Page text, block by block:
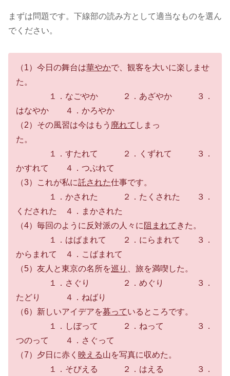
まずは問題です。下線部の読み方として適当なものを選ん
でください。
（1）今日の舞台は華やかで、観客を大いに楽しませ
た。
１．なごやか ２．あざやか ３．
はなやか ４．かろやか
（2）その風習は今はもう 廃れて しまっ
た。
１．すたれて ２．くずれて ３．
かすれて ４．つぶれて
（3）これが私に託された仕事です。
１．かされた ２．たくされた ３．
くだされた ４．まかされた
（4）毎回のように反対派の人々に 阻まれて きた。
１．はばまれて ２．にらまれて ３．
からまれて ４．こばまれて
（5）友人と東京の名所を巡り
、旅を満喫した。
１．さぐり ２．めぐり ３．
たどり ４．ねばり
（6）新しいアイデアを募っているところです。
１．しぼって ２．ねって ３．
つのって ４．さぐって
（7）夕日に赤く 映える山を写真に収めた。
１．そびえる ２．はえる ３．